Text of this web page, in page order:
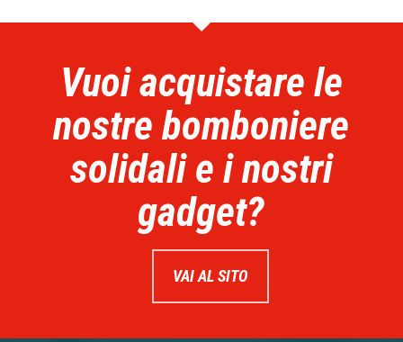
Vuoi acquistare le
nostre bomboniere
solidali e i nostri
gadget?
VAI AL SITO